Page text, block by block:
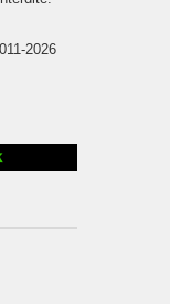
2026